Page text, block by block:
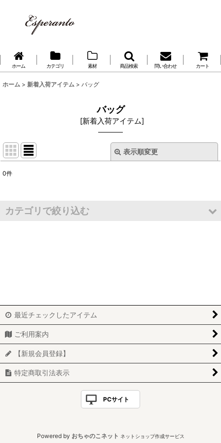
ホーム カテゴリ 素材 商品検索 問い合わせ カート
ホーム > 新着入荷アイテム > バッグ
バッグ
[新着入荷アイテム]
表示順変更
表示数:
0件
カテゴリで絞り込む
クラッチバッグ
リュックサック
ビジネスバッグ
最近チェックしたアイテム
ご利用案内
【新規会員登録】
特定商取引法表示
PCサイト
Powered by おちゃのこネット ネットショップ作成サービス